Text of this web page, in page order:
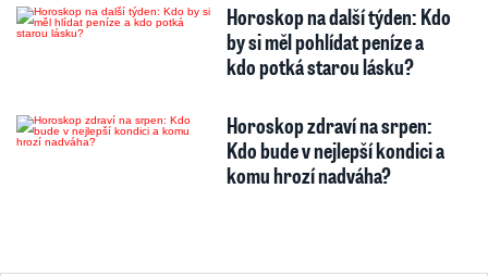
Horoskop na další týden: Kdo
by si měl pohlídat peníze a
kdo potká starou lásku?
Horoskop zdraví na srpen:
Kdo bude v nejlepší kondici a
komu hrozí nadváha?